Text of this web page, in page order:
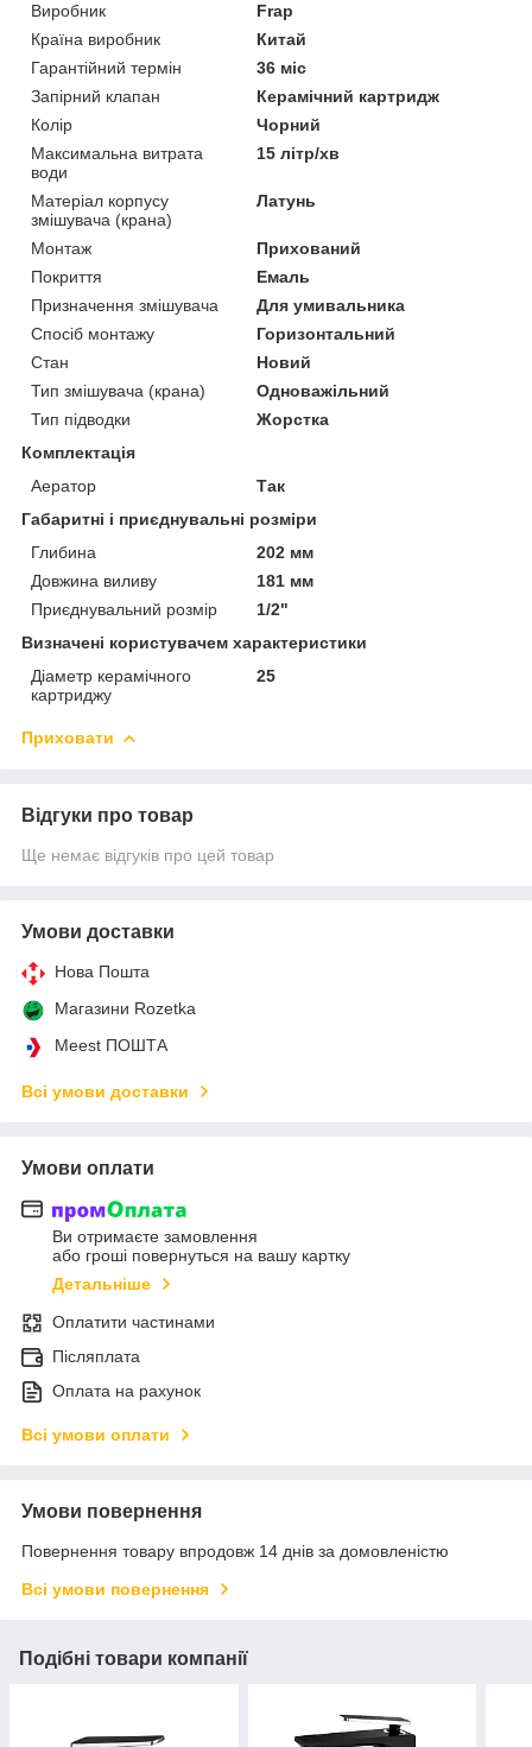
Виробник
Frap
Країна виробник
Китай
Гарантійний термін
36 міс
Запірний клапан
Керамічний картридж
Колір
Чорний
Максимальна витрата
води
15 літр/хв
Матеріал корпусу
змішувача (крана)
Латунь
Монтаж
Прихований
Покриття
Емаль
Призначення змішувача
Для умивальника
Спосіб монтажу
Горизонтальний
Стан
Новий
Тип змішувача (крана)
Одноважільний
Тип підводки
Жорстка
Комплектація
Аератор
Так
Габаритні і приєднувальні розміри
Глибина
202 мм
Довжина виливу
181 мм
Приєднувальний розмір
1/2"
Визначені користувачем характеристики
Діаметр керамічного
картриджу
25
Приховати
Відгуки про товар
Ще немає відгуків про цей товар
Умови доставки
Нова Пошта
Магазини Rozetka
Meest ПОШТА
Всі умови доставки
Умови оплати
Ви отримаєте замовлення
або гроші повернуться на вашу картку
Детальніше
Оплатити частинами
Післяплата
Оплата на рахунок
Всі умови оплати
Умови повернення
Повернення товару впродовж 14 днів за домовленістю
Всі умови повернення
Подібні товари компанії